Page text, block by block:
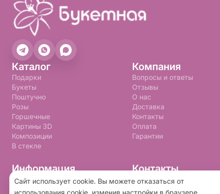
Каталог
Подарки
Букеты
Поштучно
Розы
Горшечные
Картины 3D
Композиции
В стекле
Компания
Вопросы и ответы
Отзывы
О нас
Доставка
Контакты
Оплата
Гарантии
Информация
Правила программы лояльности
Политика конфиденциальности
Контакты
+7 (992) 310-99-09
buketnay@bk.ru
Сайт использует cookie. Вы можете отказаться от
использования cookie, изменив настройки в браузере.